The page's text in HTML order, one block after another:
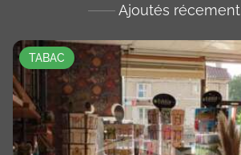
Ajoutés récement
TABAC